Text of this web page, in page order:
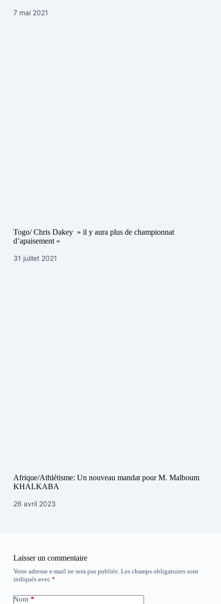
7 mai 2021
Togo/ Chris Dakey » il y aura plus de championnat
d’apaisement »
31 juillet 2021
Afrique/Athlétisme: Un nouveau mandat pour M. Malboum
KHALKABA
26 avril 2023
Laisser un commentaire
Votre adresse e-mail ne sera pas publiée. Les champs obligatoires sont
indiqués avec *
Nom*